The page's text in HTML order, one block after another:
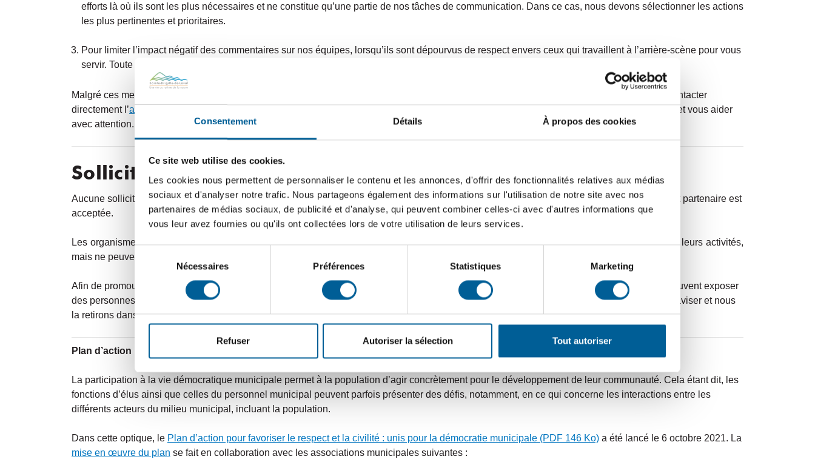
Consentement Détails À propos des cookies
Ce site web utilise des cookies.
Les cookies nous permettent de personnaliser le contenu et les annonces, d'offrir des fonctionnalités relatives aux médias
sociaux et d'analyser notre trafic. Nous partageons également des informations sur l'utilisation de notre site avec nos
partenaires de médias sociaux, de publicité et d'analyse, qui peuvent combiner celles-ci avec d'autres informations que
vous leur avez fournies ou qu'ils ont collectées lors de votre utilisation de leurs services.
consentement
Nécessaires Préférences Statistiques Marketing
Refuser Autoriser la sélection Tout autoriser
efforts là où ils sont les plus nécessaires et ne constitue qu’une partie de nos tâches de communication. Dans ce cas, nous devons sélectionner les actions
les plus pertinentes et prioritaires.
Pour limiter l’impact négatif des commentaires sur nos équipes, lorsqu’ils sont dépourvus de respect envers ceux qui travaillent à l’arrière-scène pour vous
servir. Toute opinion et tout questionnement, exprimés avec tact et respect, sont les bienvenus.
Malgré ces mesures exceptionnelles, sachez que toute personne, en tout temps, ayant des questions ou des commentaires à partager peut contacter
directement l’administration municipale
, où votre appel ou votre message sera transféré à la meilleure personne pour y répondre, vous guider et vous aider
avec attention.
Sollicitations et promotions
Aucune sollicitation publicitaire ou promotionnelle n’est permise. Seule la promotion des événements organisés par la Ville ou dont la Ville est partenaire est
acceptée.
Les organismes accrédités ou reconnus par la Ville de Sainte-Brigitte-de-Laval peuvent bénéficier d’un soutien au niveau de la promotion de leurs activités,
mais ne peuvent pas se servir exclusivement de la page Facebook de la Ville pour promouvoir leurs événements.
Afin de promouvoir les activités et les attraits de notre ville, diverses photos sont mises en ligne sur cette page. Parmi ces photos, certaines peuvent exposer
des personnes qui ont participés à nos événements. Si toutefois vous ne désirez pas qu’une photo de vous soit publiée, bien vouloir nous en aviser et nous
la retirons dans les plus brefs délais :communications@sbdl.net
Plan d’action pour favoriser le respect et la civilité
La participation à la vie démocratique municipale permet à la population d’agir concrètement pour le développement de leur communauté. Cela étant dit, les
fonctions d’élus ainsi que celles du personnel municipal peuvent parfois présenter des défis, notamment, en ce qui concerne les interactions entre les
différents acteurs du milieu municipal, incluant la population.
Dans cette optique, le Plan d’action pour favoriser le respect et la civilité : unis pour la démocratie municipale (PDF 146 Ko) a été lancé le 6 octobre 2021. La
mise en œuvre du plan se fait en collaboration avec les associations municipales suivantes :